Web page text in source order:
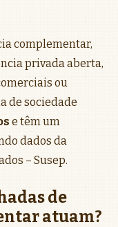
complementar,
privada aberta,
ou
de sociedade
e têm um
dados da
– Susep.
de
atuam?